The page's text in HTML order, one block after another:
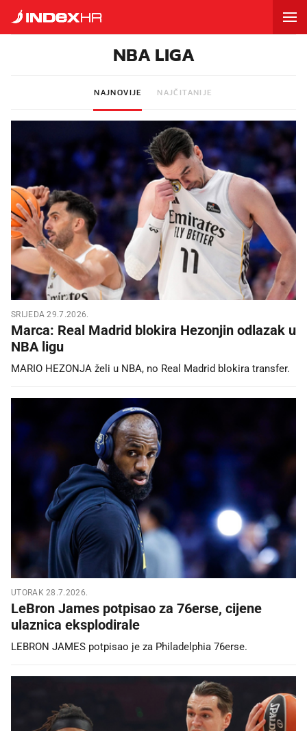
NBA LIGA
NAJNOVIJE NAJČITANIJE
SRIJEDA 29.7.2026.
Marca: Real Madrid blokira Hezonjin odlazak u
NBA ligu
MARIO HEZONJA želi u NBA, no Real Madrid blokira transfer.
UTORAK 28.7.2026.
LeBron James potpisao za 76erse, cijene
ulaznica eksplodirale
LEBRON JAMES potpisao je za Philadelphia 76erse.